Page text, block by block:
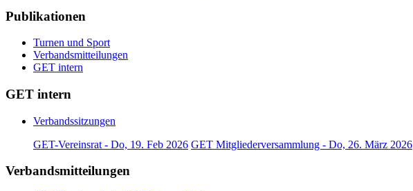
Publikationen
Turnen und Sport
Verbandsmitteilungen
GET intern
GET intern
Verbandssitzungen
GET-Vereinsrat - Do, 19. Feb 2026 GET Mitgliederversammlung - Do, 26. März 2026
Verbandsmitteilungen